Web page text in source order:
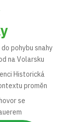
pohybu snahy
na Volarsku
Historická
proměn
se